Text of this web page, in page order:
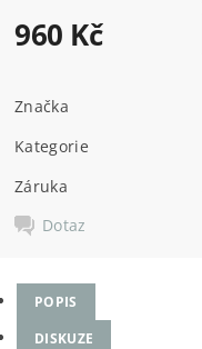
960 Kč
Značka
Kategorie
Záruka
Dotaz
POPIS
DISKUZE